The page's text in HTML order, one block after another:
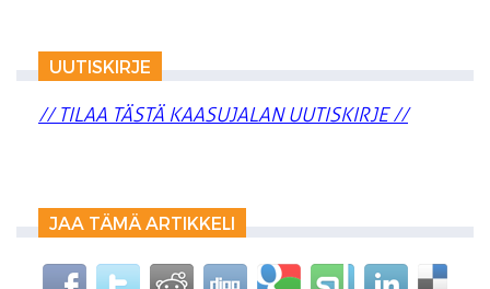
UUTISKIRJE
// TILAA TÄSTÄ KAASUJALAN UUTISKIRJE //
JAA TÄMÄ ARTIKKELI